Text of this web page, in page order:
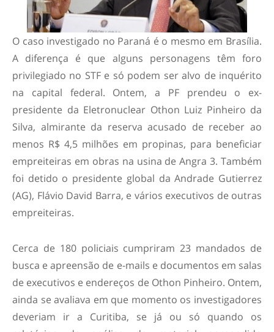
O caso investigado no Paraná é o mesmo em Brasília.
A diferença é que alguns personagens têm foro
privilegiado no STF e só podem ser alvo de inquérito
na capital federal. Ontem, a PF prendeu o ex-
presidente da Eletronuclear Othon Luiz Pinheiro da
Silva, almirante da reserva acusado de receber ao
menos R$ 4,5 milhões em propinas, para beneficiar
empreiteiras em obras na usina de Angra 3. Também
foi detido o presidente global da Andrade Gutierrez
(AG), Flávio David Barra, e vários executivos de outras
empreiteiras.
Cerca de 180 policiais cumpriram 23 mandados de
busca e apreensão de e-mails e documentos em salas
de executivos e endereços de Othon Pinheiro. Ontem,
ainda se avaliava em que momento os investigadores
deveriam ir a Curitiba, se já ou só quando os